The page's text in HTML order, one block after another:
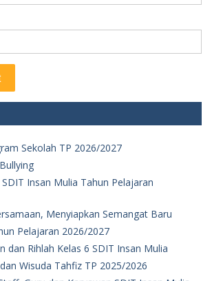
Sekolah TP 2026/2027
Insan Mulia Tahun Pelajaran
Menyiapkan Semangat Baru
Pelajaran 2026/2027
dan Rihlah Kelas 6 SDIT Insan Mulia
Wisuda Tahfiz TP 2025/2026